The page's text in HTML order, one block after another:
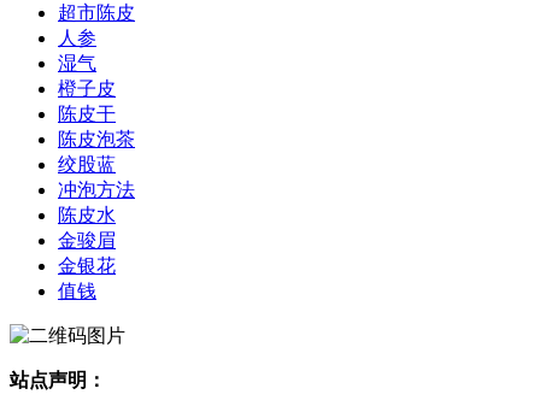
超市陈皮
人参
湿气
橙子皮
陈皮干
陈皮泡茶
绞股蓝
冲泡方法
陈皮水
金骏眉
金银花
值钱
站点声明：